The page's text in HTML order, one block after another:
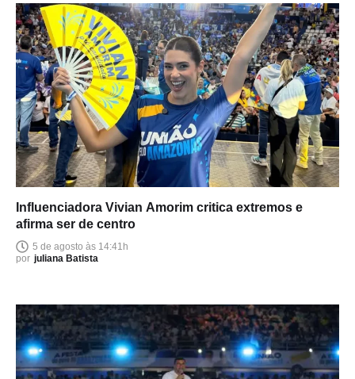
Influenciadora Vivian Amorim critica extremos e
afirma ser de centro
5 de agosto às 14:41h
por juliana Batista